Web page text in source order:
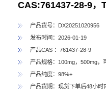
CAS:761437-28-9，
产品货号：DX20251020956
发布时间：2026-01-19
产品CAS ：761437-28-9
产品规格：100mg，500mg，
产品纯度：98%+
产品货期：现货下单后48小时